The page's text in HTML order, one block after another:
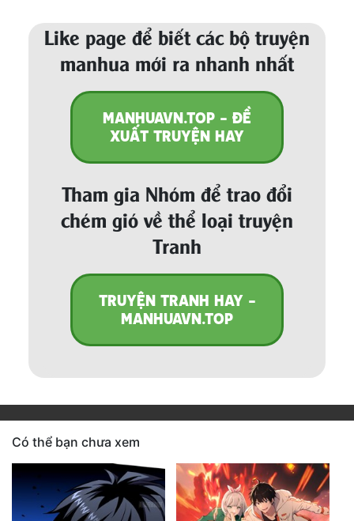
Like page để biết các bộ truyện
manhua mới ra nhanh nhất
MANHUAVN.TOP - ĐỀ
XUẤT TRUYỆN HAY
Tham gia Nhóm để trao đổi
chém gió về thể loại truyện
Tranh
TRUYỆN TRANH HAY -
MANHUAVN.TOP
Có thể bạn chưa xem